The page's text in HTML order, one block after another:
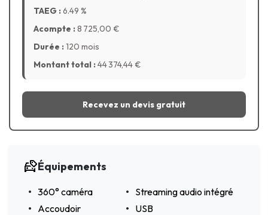
TAEG :6.49 %
Acompte :8 725,00 €
Durée :120 mois
Montant total :44 374,44€
Recevez un devis gratuit
Équipements
360° caméra
Streaming audio intégré
Accoudoir
USB